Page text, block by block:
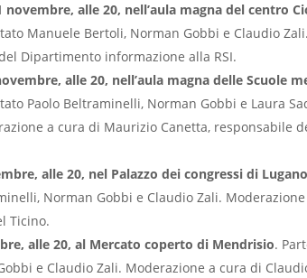
novembre, alle 20, nell’aula magna del centro
Manuele Bertoli, Norman Gobbi e Claudio
Dipartimento informazione alla RSI.
alle 20, nell’aula magna delle Scuole
Paolo Beltraminelli, Norman Gobbi e Laura
a cura di Maurizio Canetta, responsabile
alle 20, nel Palazzo dei congressi di Lugano
Norman Gobbi e Claudio Zali.
Ticino.
alle 20, al Mercato coperto di Mendrisio.
e Claudio Zali. Moderazione a cura di